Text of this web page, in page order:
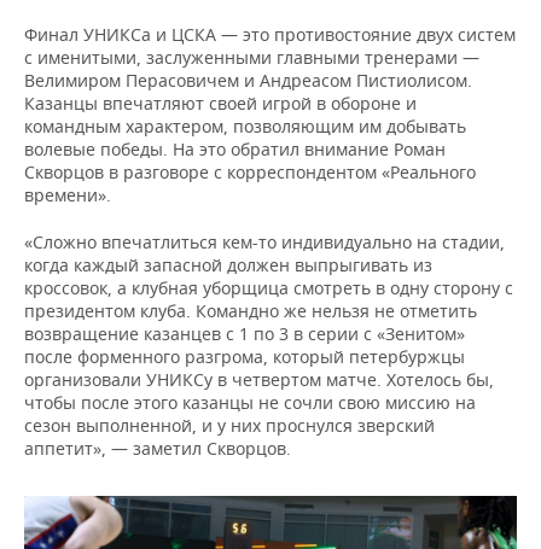
Финал УНИКСа и ЦСКА — это противостояние двух систем
с именитыми, заслуженными главными тренерами —
Велимиром Перасовичем и Андреасом Пистиолисом.
Казанцы впечатляют своей игрой в обороне и
командным характером, позволяющим им добывать
волевые победы. На это обратил внимание Роман
Скворцов в разговоре с корреспондентом «Реального
времени».
«Сложно впечатлиться кем-то индивидуально на стадии,
когда каждый запасной должен выпрыгивать из
кроссовок, а клубная уборщица смотреть в одну сторону с
президентом клуба. Командно же нельзя не отметить
возвращение казанцев с 1 по 3 в серии с «Зенитом»
после форменного разгрома, который петербуржцы
организовали УНИКСу в четвертом матче. Хотелось бы,
чтобы после этого казанцы не сочли свою миссию на
сезон выполненной, и у них проснулся зверский
аппетит», — заметил Скворцов.